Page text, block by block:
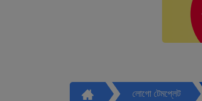
লোগো টেমপ্লেট